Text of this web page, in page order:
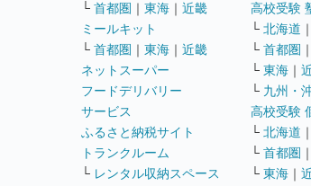
└ 首都圏 ｜ 東海 ｜ 近畿
ミールキット
└ 首都圏 ｜ 東海 ｜ 近畿
ネットスーパー
フードデリバリー
サービス
ふるさと納税サイト
トランクルーム
└ レンタル収納スペース
高校受験
└ 北海道 ｜
└ 首都圏 ｜
└ 東海 ｜
└ 九州・
高校受験
└ 北海道 ｜
└ 首都圏 ｜
└ 東海 ｜